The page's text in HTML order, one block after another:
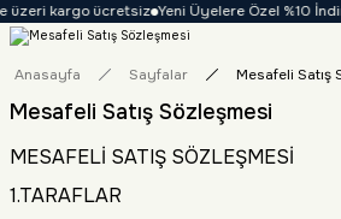
kargo ücretsiz Yeni Üyelere Özel %10 İndirim
Anasayfa Sayfalar Mesafeli Satış
Mesafeli Satış Sözleşmesi
MESAFELİ SATIŞ SÖZLEŞMESİ
1.TARAFLAR